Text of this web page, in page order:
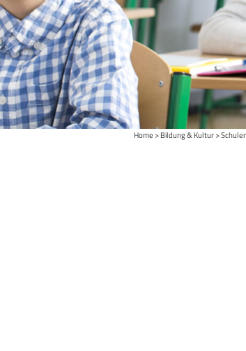
Home Bildung & Kultur